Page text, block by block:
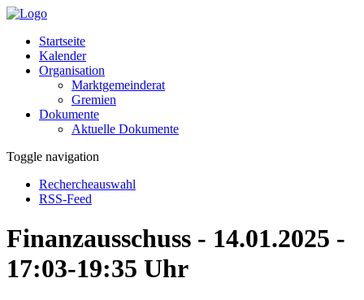
Startseite
Kalender
Organisation
Marktgemeinderat
Gremien
Dokumente
Aktuelle Dokumente
Toggle navigation
Rechercheauswahl
RSS-Feed
Finanzausschuss - 14.01.2025 -
17:03-19:35 Uhr